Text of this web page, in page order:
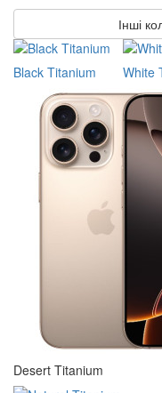
Інші
Black Titanium White
Desert Titanium